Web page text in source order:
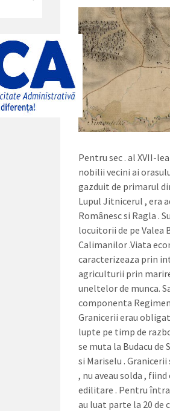
Pentru sec . al XVII-
nobilii vecini ai
gazduit de primarul
Lupul Jitnicerul , era
Românesc si Ragla .
locuitorii de pe Valea
Calimanilor .Viata
caracterizeaza prin
agriculturii prin
uneltelor de munca.
componenta
Granicerii erau
lupte pe timp de
se muta la Budacu de
si Mariselu .
, nu aveau solda ,
edilitare . Pentru
au luat parte la 20